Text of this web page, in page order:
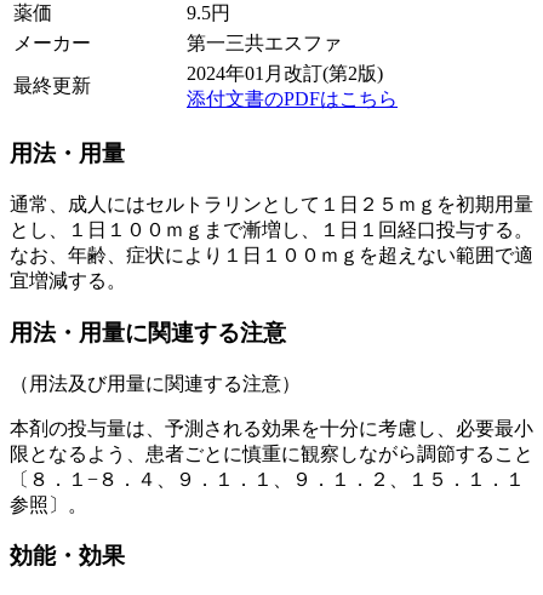
薬価
9.5円
メーカー
第一三共エスファ
最終更新
2024年01月改訂(第2版)
添付文書のPDFはこちら
用法・用量
通常、成人にはセルトラリンとして１日２５ｍｇを初期用量
とし、１日１００ｍｇまで漸増し、１日１回経口投与する。
なお、年齢、症状により１日１００ｍｇを超えない範囲で適
宜増減する。
用法・用量に関連する注意
（用法及び用量に関連する注意）
本剤の投与量は、予測される効果を十分に考慮し、必要最小
限となるよう、患者ごとに慎重に観察しながら調節すること
〔８．１−８．４、９．１．１、９．１．２、１５．１．１
参照〕。
効能・効果